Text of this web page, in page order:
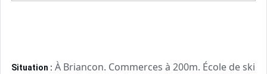
Situation : À Briancon. Commerces à 200m. École de ski